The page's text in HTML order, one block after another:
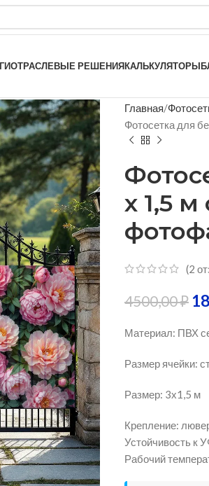
ОТРАСЛЕВЫЕ РЕШЕНИЯКАЛЬКУЛЯТОРЫ
Главная
Фотосетка для
х 1,5
(2
4500,00₽
Материал: ПВХ
Размер ячейки:
Размер: 3х1,5 м
Крепление:
Устойчивость к
Рабочий